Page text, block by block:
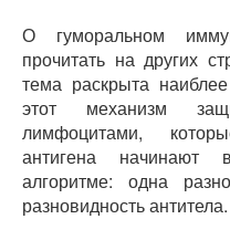
О гуморальном
прочитать на других
тема раскрыта
этот механизм
лимфоцитами,
антигена начинают
алгоритме: одна
разновидность антитела.